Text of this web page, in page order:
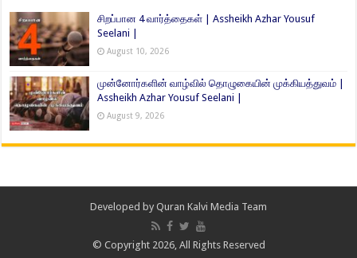
சிறப்பான 4 வார்த்தைகள் | Assheikh Azhar Yousuf
Seelani |
August 10, 2026
முன்னோர்களின் வாழ்வில் தொழுகையின் முக்கியத்துவம் |
Assheikh Azhar Yousuf Seelani |
August 9, 2026
Developed by Quran Kalvi Media Team
© Copyright 2026, All Rights Reserved